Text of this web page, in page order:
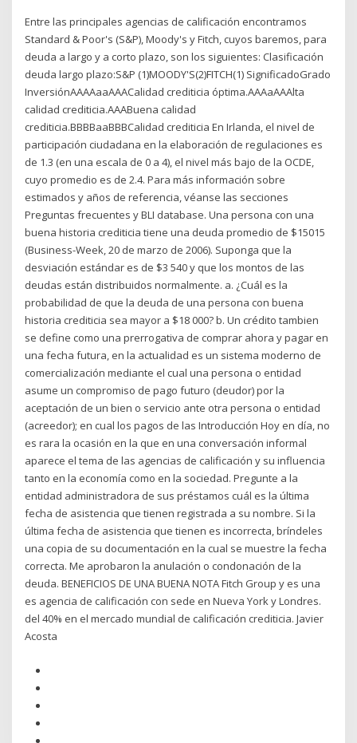
Entre las principales agencias de calificación encontramos
Standard & Poor's (S&P), Moody's y Fitch, cuyos baremos, para
deuda a largo y a corto plazo, son los siguientes: Clasificación
deuda largo plazo:S&P (1)MOODY'S(2)FITCH(1) SignificadoGrado
InversiónAAAAaaAAACalidad crediticia óptima.AAAaAAAlta
calidad crediticia.AAABuena calidad
crediticia.BBBBaaBBBCalidad crediticia En Irlanda, el nivel de
participación ciudadana en la elaboración de regulaciones es
de 1.3 (en una escala de 0 a 4), el nivel más bajo de la OCDE,
cuyo promedio es de 2.4. Para más información sobre
estimados y años de referencia, véanse las secciones
Preguntas frecuentes y BLI database. Una persona con una
buena historia crediticia tiene una deuda promedio de $15015
(Business-Week, 20 de marzo de 2006). Suponga que la
desviación estándar es de $3 540 y que los montos de las
deudas están distribuidos normalmente. a. ¿Cuál es la
probabilidad de que la deuda de una persona con buena
historia crediticia sea mayor a $18 000? b. Un crédito tambien
se define como una prerrogativa de comprar ahora y pagar en
una fecha futura, en la actualidad es un sistema moderno de
comercialización mediante el cual una persona o entidad
asume un compromiso de pago futuro (deudor) por la
aceptación de un bien o servicio ante otra persona o entidad
(acreedor); en cual los pagos de las Introducción Hoy en día, no
es rara la ocasión en la que en una conversación informal
aparece el tema de las agencias de calificación y su influencia
tanto en la economía como en la sociedad. Pregunte a la
entidad administradora de sus préstamos cuál es la última
fecha de asistencia que tienen registrada a su nombre. Si la
última fecha de asistencia que tienen es incorrecta, bríndeles
una copia de su documentación en la cual se muestre la fecha
correcta. Me aprobaron la anulación o condonación de la
deuda. BENEFICIOS DE UNA BUENA NOTA Fitch Group y es una
es agencia de calificación con sede en Nueva York y Londres.
del 40% en el mercado mundial de calificación crediticia. Javier
Acosta